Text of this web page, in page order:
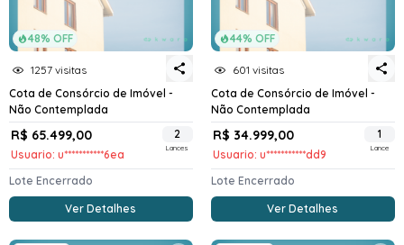
48% OFF
1257 visitas
Cota de Consórcio de Imóvel -
Não Contemplada
R$ 65.499,00
Usuario: u***********6ea
2
Lances
Lote Encerrado
Ver Detalhes
44% OFF
601 visitas
Cota de Consórcio de Imóvel -
Não Contemplada
R$ 34.999,00
Usuario: u***********dd9
1
Lance
Lote Encerrado
Ver Detalhes